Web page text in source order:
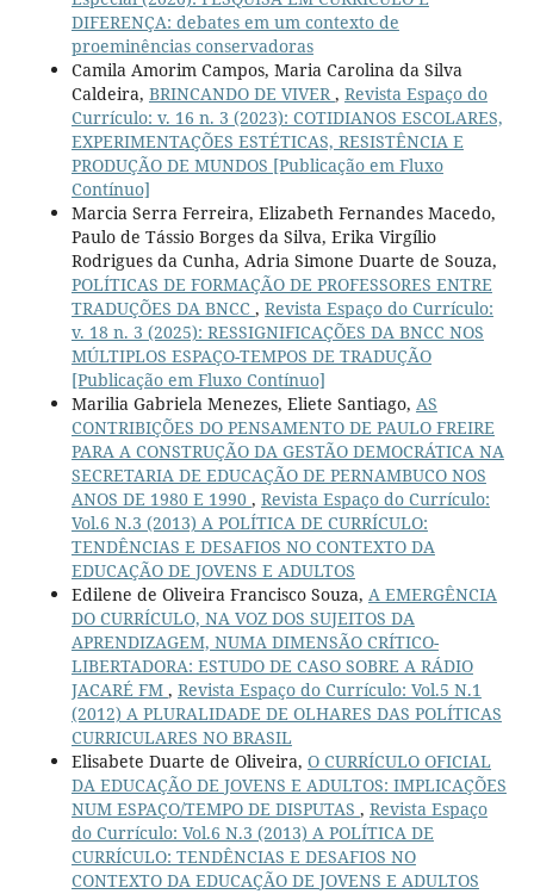
DIFERENÇA: debates em um contexto de
proeminências conservadoras
Camila Amorim Campos, Maria Carolina da Silva
Caldeira, BRINCANDO DE VIVER, Revista Espaço do
Currículo: v. 16 n. 3 (2023): COTIDIANOS ESCOLARES,
EXPERIMENTAÇÕES ESTÉTICAS, RESISTÊNCIA E
PRODUÇÃO DE MUNDOS [Publicação em Fluxo
Contínuo]
Marcia Serra Ferreira, Elizabeth Fernandes Macedo,
Paulo de Tássio Borges da Silva, Erika Virgílio
Rodrigues da Cunha, Adria Simone Duarte de Souza,
POLÍTICAS DE FORMAÇÃO DE PROFESSORES ENTRE
TRADUÇÕES DA BNCC , Revista Espaço do Currículo:
v. 18 n. 3 (2025): RESSIGNIFICAÇÕES DA BNCC NOS
MÚLTIPLOS ESPAÇO-TEMPOS DE TRADUÇÃO
[Publicação em Fluxo Contínuo]
Marilia Gabriela Menezes, Eliete Santiago, AS
CONTRIBIÇÕES DO PENSAMENTO DE PAULO FREIRE
PARA A CONSTRUÇÃO DA GESTÃO DEMOCRÁTICA NA
SECRETARIA DE EDUCAÇÃO DE PERNAMBUCO NOS
ANOS DE 1980 E 1990 , Revista Espaço do Currículo:
Vol.6 N.3 (2013) A POLÍTICA DE CURRÍCULO:
TENDÊNCIAS E DESAFIOS NO CONTEXTO DA
EDUCAÇÃO DE JOVENS E ADULTOS
Edilene de Oliveira Francisco Souza, A EMERGÊNCIA
DO CURRÍCULO, NA VOZ DOS SUJEITOS DA
APRENDIZAGEM, NUMA DIMENSÃO CRÍTICO-
LIBERTADORA: ESTUDO DE CASO SOBRE A RÁDIO
JACARÉ FM , Revista Espaço do Currículo: Vol.5 N.1
(2012) A PLURALIDADE DE OLHARES DAS POLÍTICAS
CURRICULARES NO BRASIL
Elisabete Duarte de Oliveira, O CURRÍCULO OFICIAL
DA EDUCAÇÃO DE JOVENS E ADULTOS: IMPLICAÇÕES
NUM ESPAÇO/TEMPO DE DISPUTAS , Revista Espaço
do Currículo: Vol.6 N.3 (2013) A POLÍTICA DE
CURRÍCULO: TENDÊNCIAS E DESAFIOS NO
CONTEXTO DA EDUCAÇÃO DE JOVENS E ADULTOS